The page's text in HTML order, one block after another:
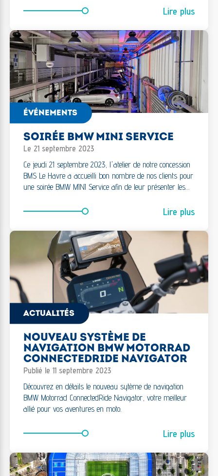
Lire plus
ÉVÉNEMENTS
SOIRÉE BMW MINI SERVICE
Le 21 septembre 2023
Ce jeudi 21 septembre 2023, l'atelier de notre concession
BMS Le Havre a accueilli bon nombre de nos clients pour
une soirée BMW MINI Service afin de leur présenter les…
Lire plus
ACTUALITÉS
NOUVEAU SYSTÈME DE
NAVIGATION BMW MOTORRAD
CONNECTEDRIDE NAVIGATOR
Publié le 11 septembre 2023
Découvrez en détails le nouveau sytème de navigation
BMW Motorrad ConnectedRide Navigator, votre meilleur
allié pour vos aventures en moto.
Lire plus